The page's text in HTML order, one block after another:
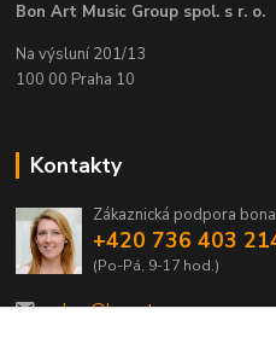
Bon Art Music Group spol. s r. o.
Na výsluní 201/13
100 00 Praha 10
Kontakty
Zákaznická podpora
+420 736 403
(Po-Pá, 9-17 hod.)
eshop@bonart.cz